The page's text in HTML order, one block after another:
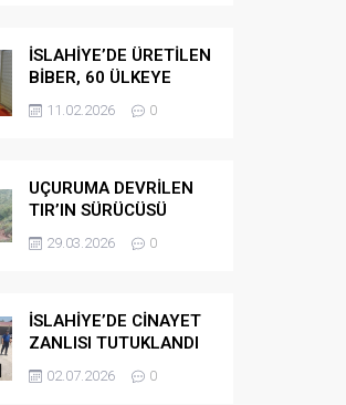
İSLAHİYE’DE ÜRETİLEN
BİBER, 60 ÜLKEYE
İHRAÇ EDİLİYOR
11.02.2026 0
UÇURUMA DEVRİLEN
TIR’IN SÜRÜCÜSÜ
HAYATINI KAYBETTİ
29.03.2026 0
İSLAHİYE’DE CİNAYET
ZANLISI TUTUKLANDI
02.07.2026 0